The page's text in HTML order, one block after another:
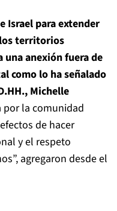
Israel para extender
territorios
una anexión fuera de
como lo ha señalado
Michelle
por la comunidad
de hacer
y el respeto
agregaron desde el